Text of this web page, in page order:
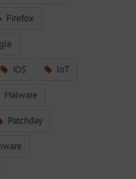
Firefox
iOS IoT
Malware
Patchday